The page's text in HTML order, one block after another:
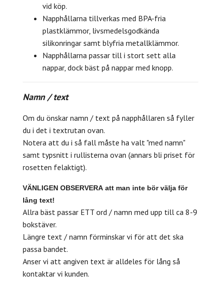
vid köp.
Napphållarna tillverkas med BPA-fria
plastklämmor, livsmedelsgodkända
silikonringar samt blyfria metallklämmor.
Napphållarna passar till i stort sett alla
nappar, dock bäst på nappar med knopp.
Namn / text
Om du önskar namn / text på napphållaren så fyller
du i det i textrutan ovan.
Notera att du i så fall måste ha valt "med namn"
samt typsnitt i rullisterna ovan (annars bli priset för
rosetten felaktigt).
VÄNLIGEN OBSERVERA att man inte bör välja för
lång text!
Allra bäst passar ETT ord / namn med upp till ca 8-9
bokstäver.
Längre text / namn förminskar vi för att det ska
passa bandet.
Anser vi att angiven text är alldeles för lång så
kontaktar vi kunden.